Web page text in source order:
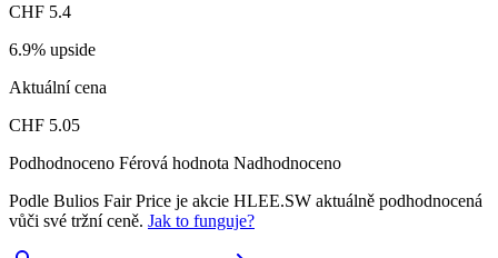
CHF 5.4
6.9% upside
Aktuální cena
CHF 5.05
Podhodnoceno Férová hodnota Nadhodnoceno
Podle Bulios Fair Price je akcie HLEE.SW aktuálně podhodnocená
vůči své tržní ceně. Jak to funguje?